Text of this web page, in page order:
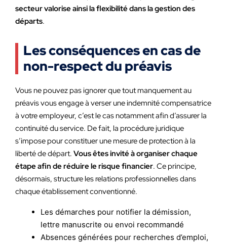
secteur valorise ainsi la flexibilité dans la gestion des
départs.
Les conséquences en cas de
non-respect du préavis
Vous ne pouvez pas ignorer que tout manquement au
préavis vous engage à verser une indemnité compensatrice
à votre employeur, c’est le cas notamment afin d’assurer la
continuité du service. De fait, la procédure juridique
s’impose pour constituer une mesure de protection à la
liberté de départ. Vous êtes invité à organiser chaque
étape afin de réduire le risque financier. Ce principe,
désormais, structure les relations professionnelles dans
chaque établissement conventionné.
Les démarches pour notifier la démission,
lettre manuscrite ou envoi recommandé
Absences générées pour recherches d’emploi,